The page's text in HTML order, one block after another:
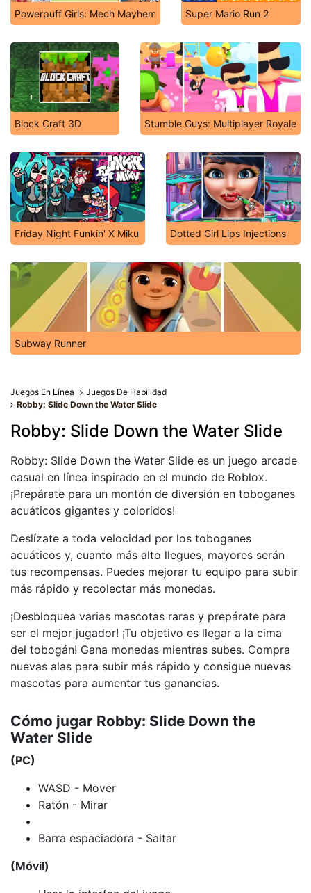
Powerpuff Girls: Mech Mayhem Super Mario Run 2
Block Craft 3D Stumble Guys: Multiplayer Royale
Friday Night Funkin' X Miku Dotted Girl Lips Injections
Subway Runner
Juegos En Línea
Juegos De Habilidad
Robby: Slide Down the Water Slide
Robby: Slide Down the Water Slide
Robby: Slide Down the Water Slide es un juego arcade
casual en línea inspirado en el mundo de Roblox.
¡Prepárate para un montón de diversión en toboganes
acuáticos gigantes y coloridos!
Deslízate a toda velocidad por los toboganes
acuáticos y, cuanto más alto llegues, mayores serán
tus recompensas. Puedes mejorar tu equipo para subir
más rápido y recolectar más monedas.
¡Desbloquea varias mascotas raras y prepárate para
ser el mejor jugador! ¡Tu objetivo es llegar a la cima
del tobogán! Gana monedas mientras subes. Compra
nuevas alas para subir más rápido y consigue nuevas
mascotas para aumentar tus ganancias.
Cómo jugar Robby: Slide Down the
Water Slide
(PC)
WASD - Mover
Ratón - Mirar
Barra espaciadora - Saltar
(Móvil)